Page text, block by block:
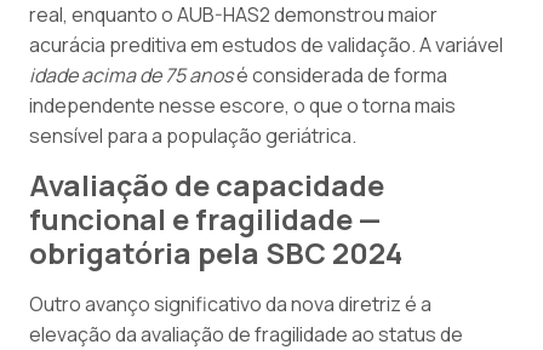
real, enquanto o AUB-HAS2 demonstrou maior
acurácia preditiva em estudos de validação. A variável
idade acima de 75 anosé considerada de forma
independente nesse escore, o que o torna mais
sensível para a população geriátrica.
Avaliação de capacidade
funcional e fragilidade —
obrigatória pela SBC 2024
Outro avanço significativo da nova diretriz é a
elevação da avaliação de fragilidade ao status de